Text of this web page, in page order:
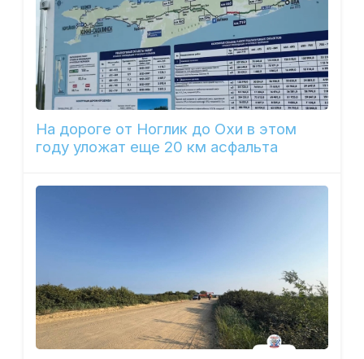
На дороге от Ноглик до Охи в этом
году уложат еще 20 км асфальта